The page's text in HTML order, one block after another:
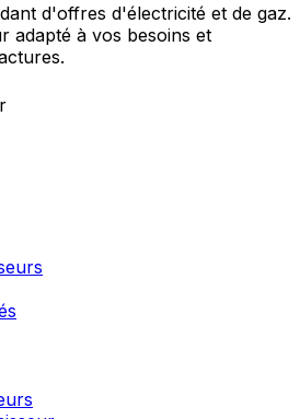
d'offres d'électricité et de gaz.
adapté à vos besoins et